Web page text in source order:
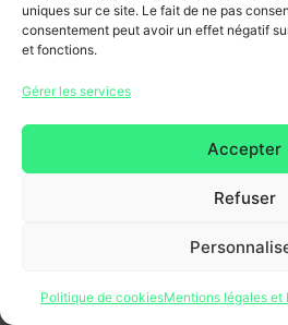
uniques sur ce site. Le fait de ne pas
consentement peut avoir un effet négatif
et fonctions.
Gérer les services
Accepter
Refuser
Politique de cookiesMentions légales